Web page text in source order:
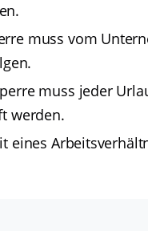
muss vom
muss jeder
werden.
eines